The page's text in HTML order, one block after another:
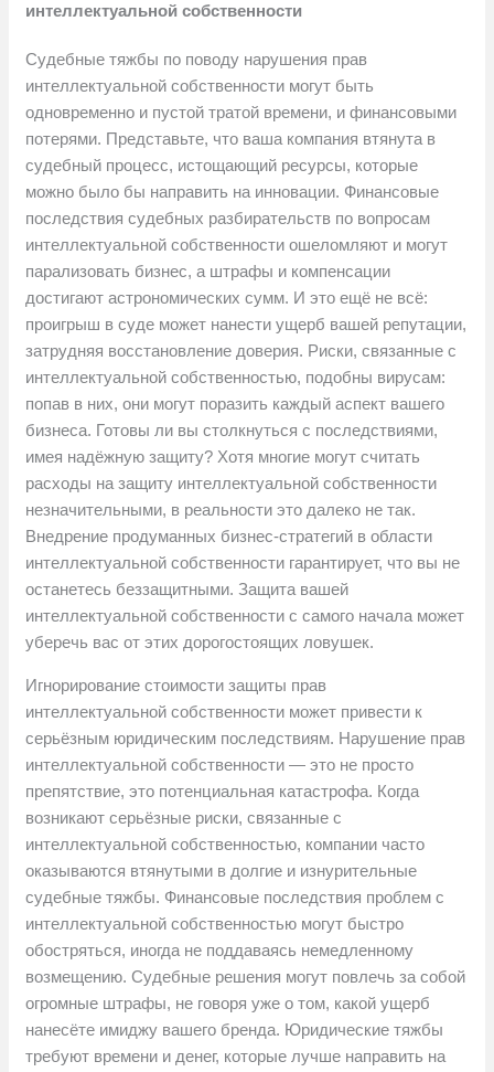
интеллектуальной собственности
Судебные тяжбы по поводу нарушения прав
интеллектуальной собственности могут быть
одновременно и пустой тратой времени, и финансовыми
потерями. Представьте, что ваша компания втянута в
судебный процесс, истощающий ресурсы, которые
можно было бы направить на инновации. Финансовые
последствия судебных разбирательств по вопросам
интеллектуальной собственности ошеломляют и могут
парализовать бизнес, а штрафы и компенсации
достигают астрономических сумм. И это ещё не всё:
проигрыш в суде может нанести ущерб вашей репутации,
затрудняя восстановление доверия. Риски, связанные с
интеллектуальной собственностью, подобны вирусам:
попав в них, они могут поразить каждый аспект вашего
бизнеса. Готовы ли вы столкнуться с последствиями,
имея надёжную защиту? Хотя многие могут считать
расходы на защиту интеллектуальной собственности
незначительными, в реальности это далеко не так.
Внедрение продуманных бизнес-стратегий в области
интеллектуальной собственности гарантирует, что вы не
останетесь беззащитными. Защита вашей
интеллектуальной собственности с самого начала может
уберечь вас от этих дорогостоящих ловушек.
Игнорирование стоимости защиты прав
интеллектуальной собственности может привести к
серьёзным юридическим последствиям. Нарушение прав
интеллектуальной собственности — это не просто
препятствие, это потенциальная катастрофа. Когда
возникают серьёзные риски, связанные с
интеллектуальной собственностью, компании часто
оказываются втянутыми в долгие и изнурительные
судебные тяжбы. Финансовые последствия проблем с
интеллектуальной собственностью могут быстро
обостряться, иногда не поддаваясь немедленному
возмещению. Судебные решения могут повлечь за собой
огромные штрафы, не говоря уже о том, какой ущерб
нанесёте имиджу вашего бренда. Юридические тяжбы
требуют времени и денег, которые лучше направить на